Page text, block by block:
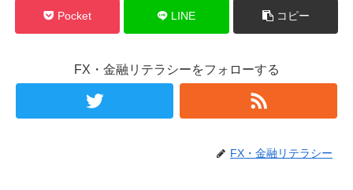
Pocket LINE コピー
FX・金融リテラシーをフォローする
FX・金融リテラシー